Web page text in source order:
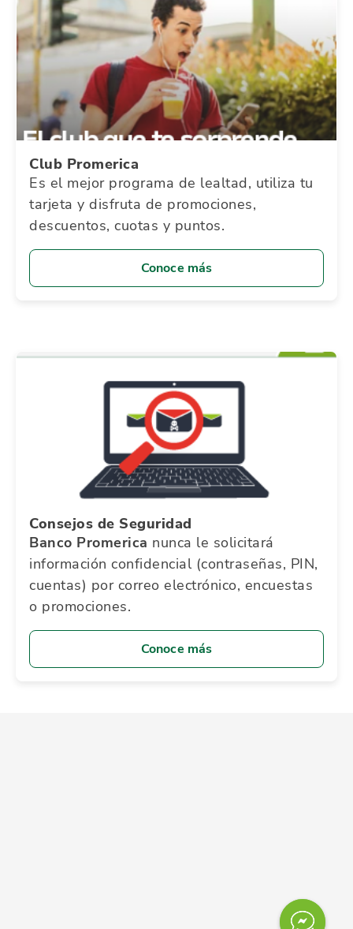
Club Promerica
Es el mejor programa de lealtad, utiliza tu
tarjeta y disfruta de promociones,
descuentos, cuotas y puntos.
Conoce más
Consejos de Seguridad
Banco Promerica nunca le solicitará
información confidencial (contraseñas, PIN,
cuentas) por correo electrónico, encuestas
o promociones.
Conoce más